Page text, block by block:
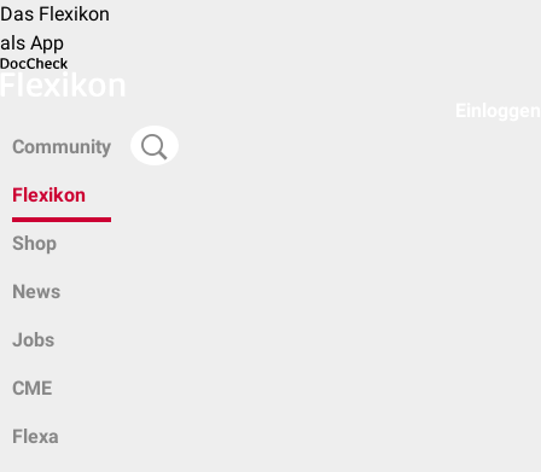
Das Flexikon
als App
Community
Flexikon
Shop
News
Jobs
CME
Flexa